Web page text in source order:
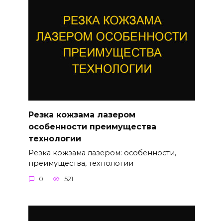
Резка кожзама лазером
особенности преимущества
технологии
Резка кожзама лазером: особенности,
преимущества, технологии
0 521